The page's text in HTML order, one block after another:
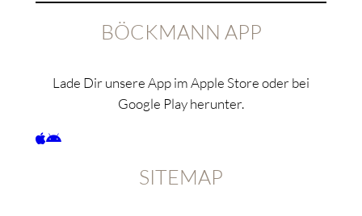
BÖCKMANN APP
Lade Dir unsere App im Apple Store oder bei
Google Play herunter.
SITEMAP